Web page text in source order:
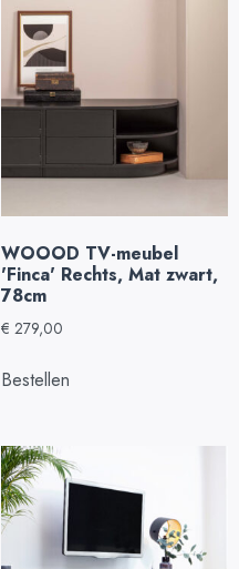
WOOOD TV-meubel
'Finca' Rechts, Mat zwart,
78cm
€ 279,00
Bestellen